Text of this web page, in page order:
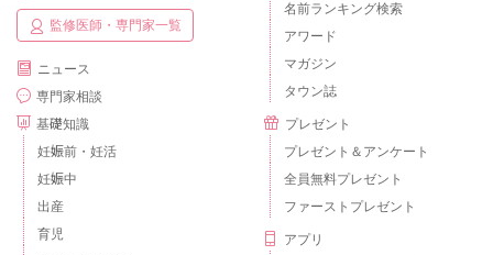
監修医師・専門家一覧
ニュース
専門家相談
基礎知識
妊娠前・妊活
妊娠中
出産
育児
名前ランキング検索
アワード
マガジン
タウン誌
プレゼント
プレゼント＆アンケート
全員無料プレゼント
ファーストプレゼント
アプリ